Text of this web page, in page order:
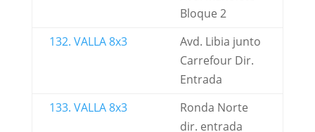
Bloque 2
132. VALLA 8x3
Avd. Libia junto
Carrefour Dir.
Entrada
133. VALLA 8x3
Ronda Norte
dir. entrada